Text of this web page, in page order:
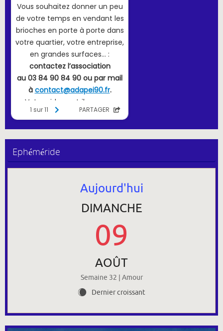
Ephéméride
Aujourd'hui
DIMANCHE
09
AOÛT
Semaine 32 | Amour
X Dernier croissant